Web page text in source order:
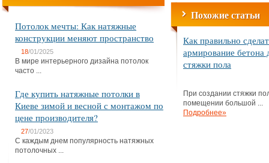
Потолок мечты: Как натяжные
конструкции меняют пространство
18/01/2025
В мире интерьерного дизайна потолок
часто ...
Где купить натяжные потолки в
Киеве зимой и весной с монтажом по
цене производителя?
27/01/2023
С каждым днем популярность натяжных
потолочных ...
Похожие статьи
Как правильно
армирование бетона
стяжки пола
При создании стяжки
помещении большой ...
Подробнее»